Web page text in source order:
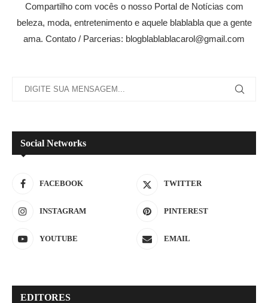
Compartilho com vocês o nosso Portal de Notícias com
beleza, moda, entretenimento e aquele blablabla que a gente
ama. Contato / Parcerias: blogblablablacarol@gmail.com
Social Networks
FACEBOOK TWITTER
INSTAGRAM PINTEREST
YOUTUBE EMAIL
EDITORES